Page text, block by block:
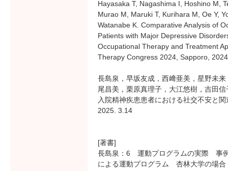
Hayasaka T, Nagashima I, Hoshino M,
Murao M, Maruki T, Kurihara M, Oe Y,
Watanabe K. Comparative Analysis of
Patients with Major Depressive
Occupational Therapy and Treatment
Therapy Congress 2024, Sapporo,
長島泉，早坂友成，西﨑亜美，星野未
尾昌美，栗原真理子，大江悠樹，吉田
入院精神疾患患者における社交不安と
2025. 3.14
[著書]
長島泉：6 運動プログラムの実際 事
による運動プログラム 杏林大学の場